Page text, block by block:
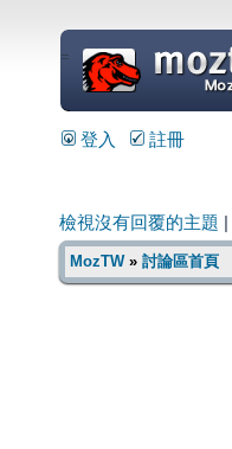
=
登入 註冊
檢視沒有回覆的主題
MozTW» 討論區首頁